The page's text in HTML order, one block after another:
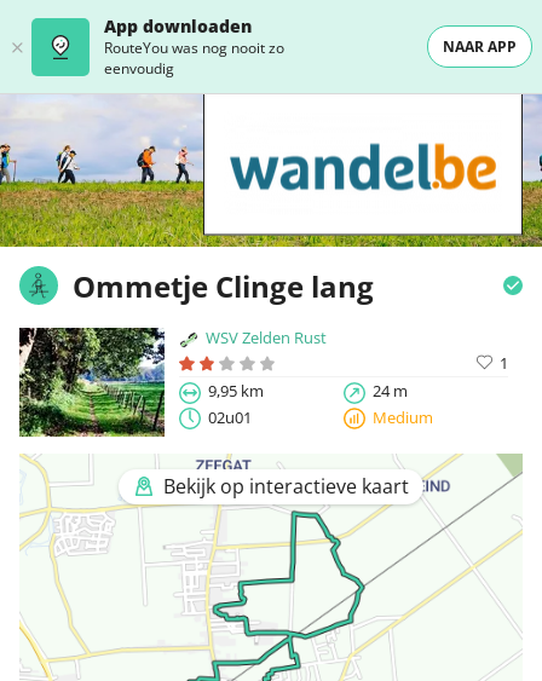
App downloaden
RouteYou was nog nooit zo
eenvoudig
NAAR APP
Ommetje Clinge lang
WSV Zelden Rust
1
9,95 km
24 m
02u01
Medium
Bekijk op interactieve kaart